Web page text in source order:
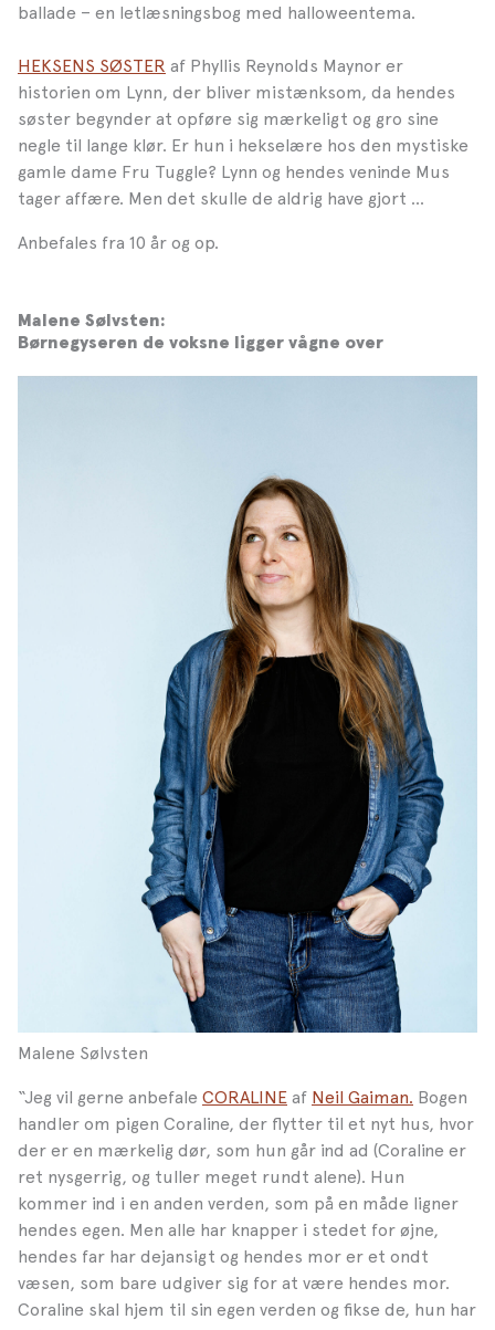
ballade – en letlæsningsbog med halloweentema.
HEKSENS SØSTER af Phyllis Reynolds Maynor er
historien om Lynn, der bliver mistænksom, da hendes
søster begynder at opføre sig mærkeligt og gro sine
negle til lange klør. Er hun i hekselære hos den mystiske
gamle dame Fru Tuggle? Lynn og hendes veninde Mus
tager affære. Men det skulle de aldrig have gjort ...
Anbefales fra 10 år og op.
Malene Sølvsten:
Børnegyseren de voksne ligger vågne over
Malene Sølvsten
“Jeg vil gerne anbefale CORALINE af Neil Gaiman. Bogen
handler om pigen Coraline, der flytter til et nyt hus, hvor
der er en mærkelig dør, som hun går ind ad (Coraline er
ret nysgerrig, og tuller meget rundt alene). Hun
kommer ind i en anden verden, som på en måde ligner
hendes egen. Men alle har knapper i stedet for øjne,
hendes far har dejansigt og hendes mor er et ondt
væsen, som bare udgiver sig for at være hendes mor.
Coraline skal hjem til sin egen verden og fikse de, hun har